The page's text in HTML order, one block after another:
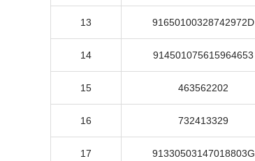
13 91650100328742972D
14 914501075615964653
15 463562202
16 732413329
17 91330503147018803G